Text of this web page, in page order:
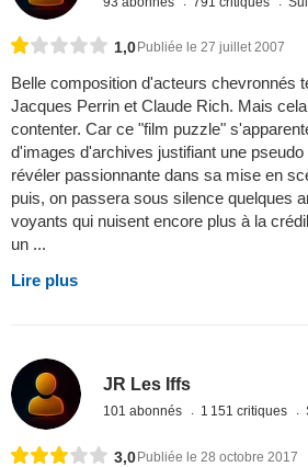
1,0 Publiée le 27 juillet 2007
Belle composition d'acteurs chevronnés
Jacques Perrin et Claude Rich. Mais
contenter. Car ce "film puzzle"
d'images d'archives justifiant une pseudo
révéler passionnante dans sa mise en
puis, on passera sous silence quelques
voyants qui nuisent encore plus à la
un ...
Lire plus
JR Les Iffs
101 abonnés 1 151 critiques
3,0Publiée le 28 octobre 2017